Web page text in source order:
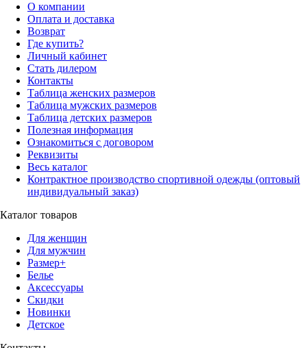
О компании
Оплата и доставка
Возврат
Где купить?
Личный кабинет
Стать дилером
Контакты
Таблица женских размеров
Таблица мужских размеров
Таблица детских размеров
Полезная информация
Ознакомиться с договором
Реквизиты
Весь каталог
Контрактное производство спортивной одежды (оптовый
индивидуальный заказ)
Каталог товаров
Для женщин
Для мужчин
Размер+
Белье
Аксессуары
Скидки
Новинки
Детское